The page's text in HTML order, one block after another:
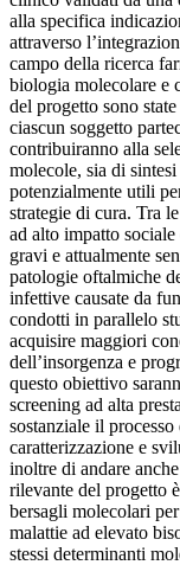
alla specifica
attraverso
campo della ricerca
biologia molecolare e
del progetto sono
ciascun soggetto
contribuiranno alla
molecole, sia di
potenzialmente utili
strategie di cura. Tra
ad alto impatto
gravi e attualmente
patologie oftalmiche
infettive causate da
condotti in parallelo
acquisire maggiori
dell’insorgenza e
questo obiettivo
screening ad alta
sostanziale il
caratterizzazione e
inoltre di andare
rilevante del progetto
bersagli molecolari
malattie ad elevato
stessi determinanti